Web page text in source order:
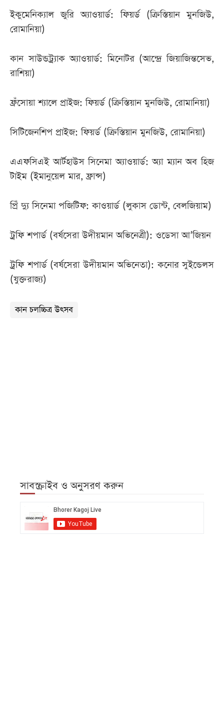
ইকুমেনিক্যাল জুরি অ্যাওয়ার্ড: ফিয়র্ড (ক্রিস্তিয়ান মুনজিউ,
রোমানিয়া)
কান সাউন্ডট্র্যাক অ্যাওয়ার্ড: মিনোটর (আন্দ্রে জিয়াজিন্তসেভ,
রাশিয়া)
ফ্রঁসোয়া শ্যালে প্রাইজ: ফিয়র্ড (ক্রিস্তিয়ান মুনজিউ, রোমানিয়া)
সিটিজেনশিপ প্রাইজ: ফিয়র্ড (ক্রিস্তিয়ান মুনজিউ, রোমানিয়া)
এএফসিএই আর্টহাউস সিনেমা অ্যাওয়ার্ড: অ্যা ম্যান অব হিজ
টাইম (ইমানুয়েল মার, ফ্রান্স)
প্রিঁ দ্যু সিনেমা পজিটিফ: কাওয়ার্ড (লুকাস ডোন্ট, বেলজিয়াম)
ট্রফি শপার্ড (বর্ষসেরা উদীয়মান অভিনেত্রী): ওডেসা আ’জিয়ন
ট্রফি শপার্ড (বর্ষসেরা উদীয়মান অভিনেতা): কনোর সুইন্ডেলস
(যুক্তরাজ্য)
কান চলচ্চিত্র উৎসব
সাবস্ক্রাইব ও অনুসরণ করুন